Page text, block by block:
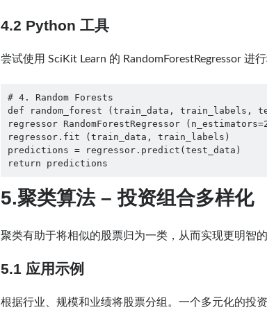
4.2 Python 工具
尝试使用 SciKit Learn 的 RandomForestRegressor 进行
# 4. Random Forests
def random_forest (train_data, train_labels,
regressor RandomForestRegressor
regressor.fit (train_data, train_labels)
predictions = regressor.predict(test_data)
return predictions
5.聚类算法 – 投资组合多样化
聚类有助于将相似的股票归为一类，从而实现更明智
5.1 应用示例
根据行业、规模和业绩将股票分组。一个多元化的投